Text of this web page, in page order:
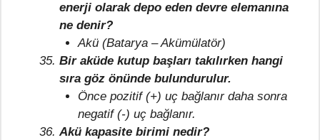
enerji olarak depo eden devre elemanına
ne denir?
Akü (Batarya – Akümülatör)
Bir aküde kutup başları takılırken hangi
sıra göz önünde bulundurulur.
Önce pozitif (+) uç bağlanır daha sonra
negatif (-) uç bağlanır.
Akü kapasite birimi nedir?